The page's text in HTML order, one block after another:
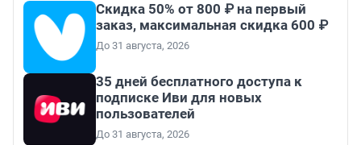
Скидка 50% от 800 ₽ на первый
заказ, максимальная скидка 600 ₽
До 31 августа, 2026
35 дней бесплатного доступа к
подписке Иви для новых
пользователей
До 31 августа, 2026